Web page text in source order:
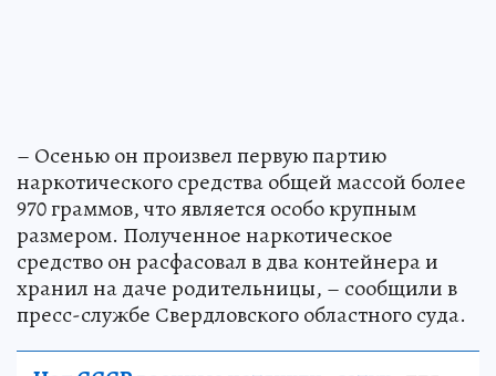
– Осенью он произвел первую партию
наркотического средства общей массой более
970 граммов, что является особо крупным
размером. Полученное наркотическое
средство он расфасовал в два контейнера и
хранил на даче родительницы, – сообщили в
пресс-службе Свердловского областного суда.